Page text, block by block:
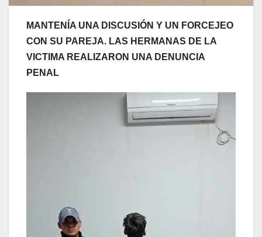
MANTENÍA UNA DISCUSIÓN Y UN FORCEJEO
CON SU PAREJA. LAS HERMANAS DE LA
VICTIMA REALIZARON UNA DENUNCIA
PENAL